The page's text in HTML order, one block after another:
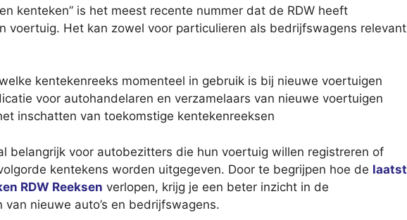
kenteken” is het meest recente nummer dat de RDW heeft
voertuig. Het kan zowel voor particulieren als bedrijfswagens relevant
kentekenreeks momenteel in gebruik is bij nieuwe voertuigen
voor autohandelaren en verzamelaars van nieuwe voertuigen
inschatten van toekomstige kentekenreeksen
belangrijk voor autobezitters die hun voertuig willen registreren of
kentekens worden uitgegeven. Door te begrijpen hoe de laatst
RDW Reeksen verlopen, krijg je een beter inzicht in de
van nieuwe auto’s en bedrijfswagens.